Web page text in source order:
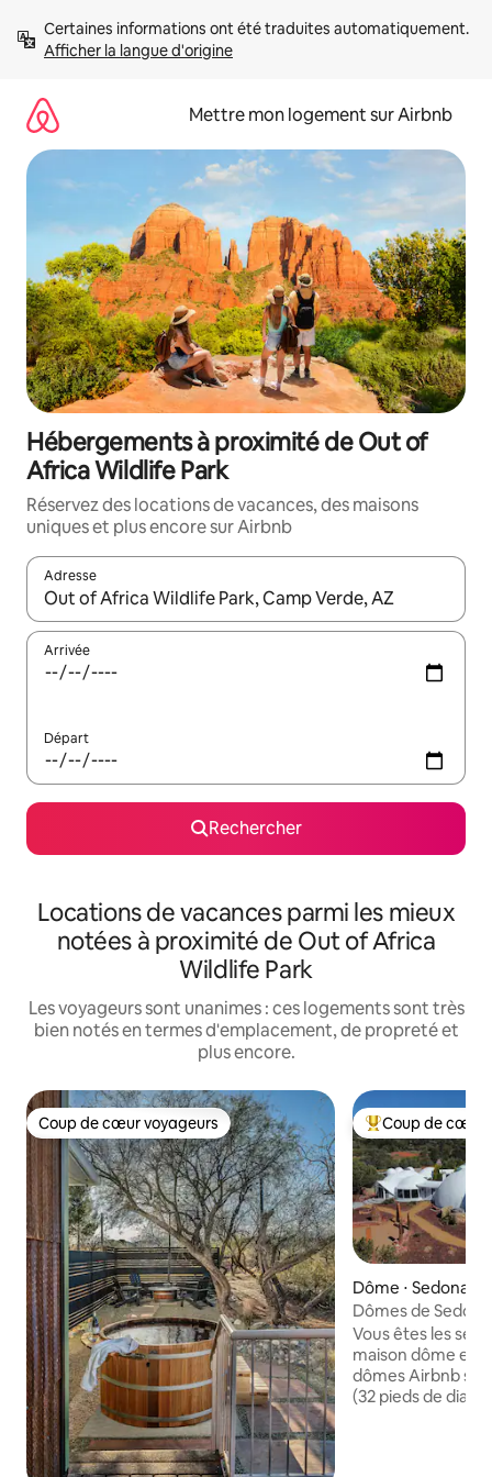
directement
Afficher la langue d'origine
Mettre mon logement sur Airbnb
Hébergements à proximité de Out of
Africa Wildlife Park
Réservez des locations de vacances, des maisons
uniques et plus encore sur Airbnb
Adresse
Lorsque les résultats s'affichent, utilisez les flèches vers le
Arrivée
Départ
Rechercher
Locations de vacances parmi les mieux
notées à proximité de Out of Africa
Wildlife Park
Les voyageurs sont unanimes : ces logements sont très
bien notés en termes d'emplacement, de propreté et
plus encore.
Coup de cœur voyageurs
Coup de cœur voyageurs Coups de cœur
Coup de cœur
Dôme ⋅ Sedona
Dômes de
Xanadu
Vous êtes les
maison dôme
dômes Airbnb
(32 pieds de